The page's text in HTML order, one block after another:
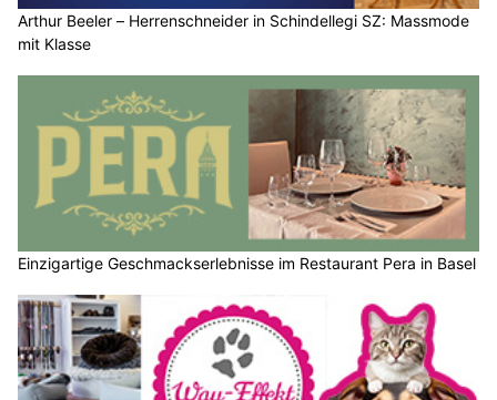
Arthur Beeler – Herrenschneider in Schindellegi SZ: Massmode
mit Klasse
Einzigartige Geschmackserlebnisse im Restaurant Pera in Basel